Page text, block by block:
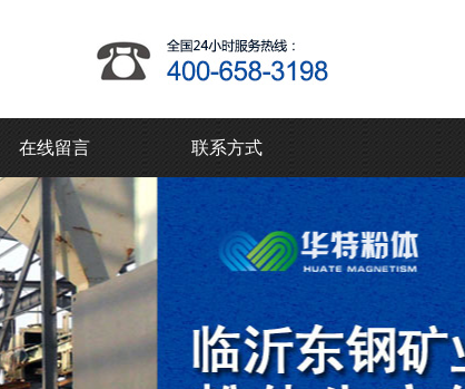
在线留言 联系方式